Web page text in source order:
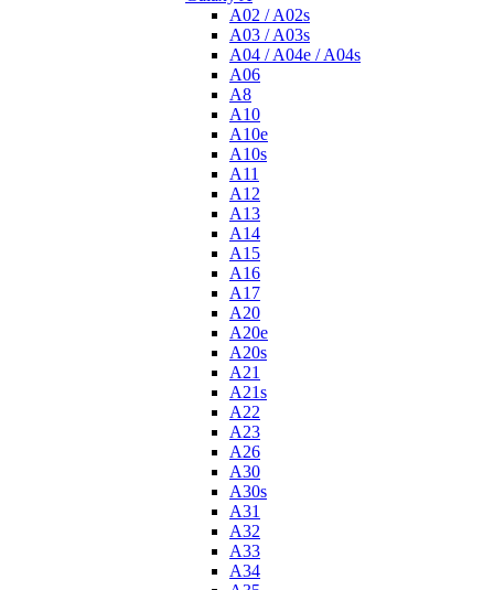
A02 / A02s
A03 / A03s
A04 / A04e / A04s
A06
A8
A10
A10e
A10s
A11
A12
A13
A14
A15
A16
A17
A20
A20e
A20s
A21
A21s
A22
A23
A26
A30
A30s
A31
A32
A33
A34